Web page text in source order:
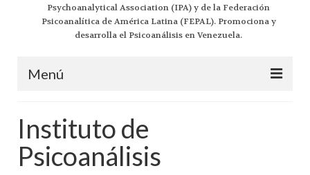
Psychoanalytical Association (IPA) y de la Federación
Psicoanalítica de América Latina (FEPAL). Promociona y
desarrolla el Psicoanálisis en Venezuela.
Menú
¿Qué es el Psicoanálisis?
Historia del Psicoanálisis
Instituto de
Psicoanálisis